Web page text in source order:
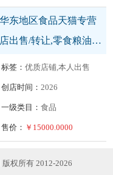
区居家日用,家装
数码天猫旗舰店
盈利店铺,优质店铺
：2024
：居家日用
￥17000.0000
权所有 2012-2026